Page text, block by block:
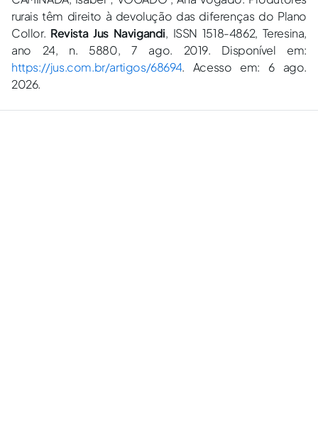
rurais têm direito à devolução das diferenças do Plano
Collor. Revista Jus Navigandi, ISSN 1518-4862, Teresina,
ano 24, n. 5880, 7 ago. 2019. Disponível em:
https://jus.com.br/artigos/68694. Acesso em: 6 ago.
2026.